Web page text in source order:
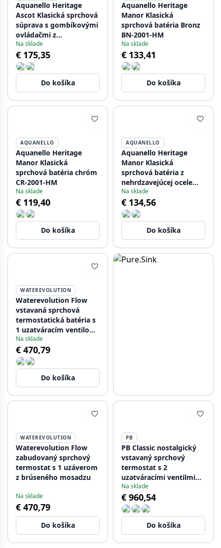
Aquanello Heritage
Ascot Klasická sprchová
súprava s gombíkovými
ovládačmi z
nehrdzavejúcej ocele
vrátane ručnej sprchy
NB-2002-HA
Na sklade
€ 175,35
Do košíka
Aquanello Heritage
Manor Klasická
sprchová batéria Bronz
BN-2001-HM
Na sklade
€ 133,41
Do košíka
AQUANELLO
Aquanello Heritage
Manor Klasická
sprchová batéria chróm
CR-2001-HM
Na sklade
€ 119,40
Do košíka
AQUANELLO
Aquanello Heritage
Manor Klasická
sprchová batéria z
nehrdzavejúcej ocele
NB-2001-HM
Na sklade
€ 134,56
Do košíka
WATEREVOLUTION
Waterevolution Flow
vstavaná sprchová
termostatická batéria s
1 uzatváracím ventilom,
matná čierna
1208920977
Na sklade
€ 470,79
Do košíka
WATEREVOLUTION
Waterevolution Flow
zabudovaný sprchový
termostat s 1 uzáverom
z brúseného mosadzu
Na sklade
€ 470,79
Do košíka
PB
PB Classic nostalgický
vstavaný sprchový
termostat s 2
uzatváracími ventilmi
bronz
Na sklade
€ 960,54
Do košíka